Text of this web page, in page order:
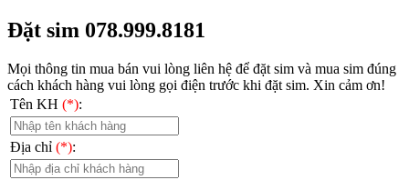
Đặt sim 078.999.8181
Mọi thông tin mua bán vui lòng liên hệ để đặt sim và mua sim đúng
cách khách hàng vui lòng gọi điện trước khi đặt sim. Xin cảm ơn!
Tên KH (*):
Địa chỉ (*):